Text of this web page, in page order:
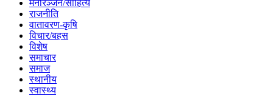
मनोरञ्जन/साहित्य
राजनीति
वातावरण-कृषि
विचार/बहस
विशेष
समाचार
समाज
स्थानीय
स्वास्थ्य